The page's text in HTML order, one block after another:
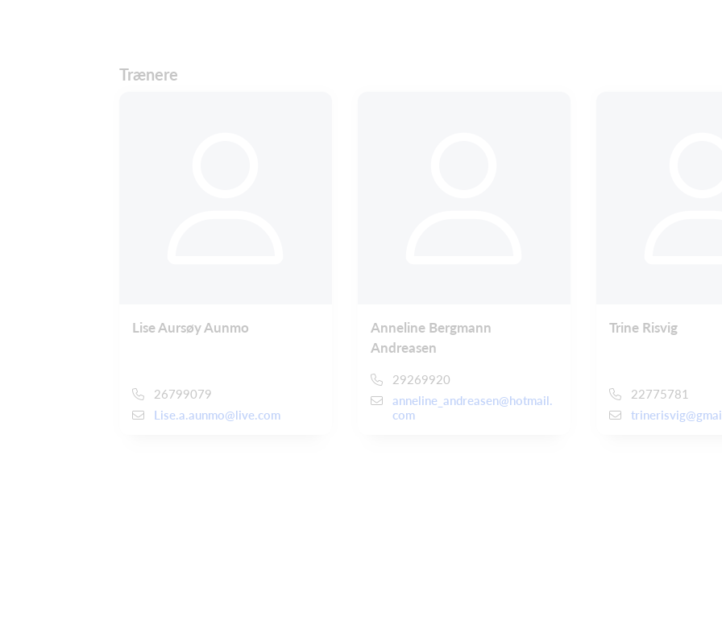
Trænere
Lise Aursøy Aunmo
26799079
Lise.a.aunmo@live.com
Anneline Bergmann
Andreasen
29269920
anneline_andreasen@hotmail.
com
Trine Risvig
22775781